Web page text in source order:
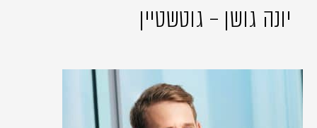
יונה גושן – גוטשטיין